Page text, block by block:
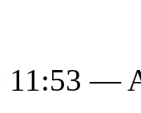
11:53 —